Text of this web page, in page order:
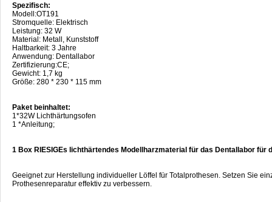
Spezifisch:
Modell:OT191
Stromquelle: Elektrisch
Leistung: 32 W
Material: Metall, Kunststoff
Haltbarkeit: 3 Jahre
Anwendung: Dentallabor
Zertifizierung:CE;
Gewicht: 1,7 kg
Größe: 280 * 230 * 115 mm
Paket beinhaltet:
1*32W Lichthärtungsofen
1 *Anleitung;
1 Box RIESIGEs lichthärtendes Modellharzmaterial für das Dentallabor für
Geeignet zur Herstellung individueller Löffel für Totalprothesen. Setzen Sie
Prothesenreparatur effektiv zu verbessern.